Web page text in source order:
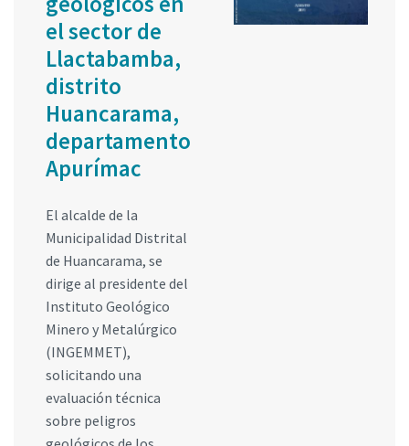
el sector de
Llactabamba,
distrito
Huancarama,
departamento
Apurímac
El alcalde de la
Municipalidad Distrital
de Huancarama, se
dirige al presidente del
Instituto Geológico
Minero y Metalúrgico
(INGEMMET),
solicitando una
evaluación técnica
sobre peligros